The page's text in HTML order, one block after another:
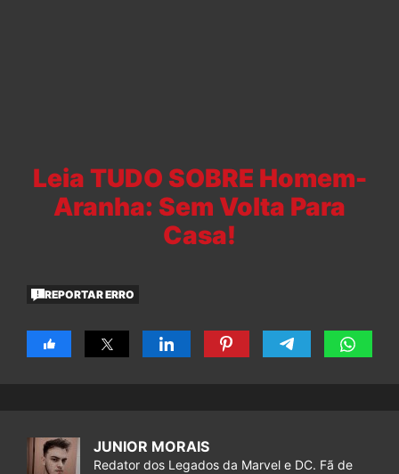
Leia TUDO SOBRE Homem-
Aranha: Sem Volta Para
Casa!
REPORTAR ERRO
JUNIOR MORAIS
Redator dos Legados da Marvel e DC. Fã de